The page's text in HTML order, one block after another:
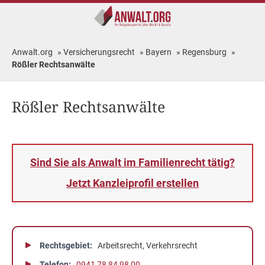
Rößler Rechtsanwälte
Anwalt.org » Versicherungsrecht » Bayern » Regensburg
»
Rößler Rechtsanwälte
Sind Sie als Anwalt im Familienrecht tätig?
Jetzt Kanzleiprofil erstellen
Rechtsgebiet
Arbeitsrecht, Verkehrsrecht